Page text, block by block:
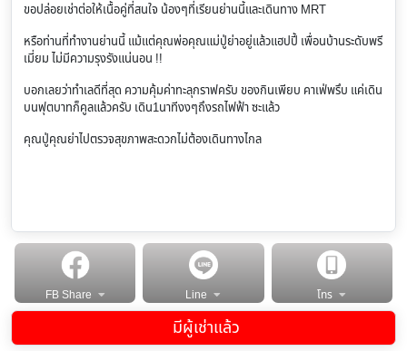
ขอปล่อยเช่าต่อให้เนื้อคู่ที่สนใจ น้องๆที่เรียนย่านนี้และเดินทาง MRT
หรือท่านที่ทำงานย่านนี้ แม้แต่คุณพ่อคุณแม่ปู่ย่าอยู่แล้วแฮปปี้ เพื่อนบ้านระดับพรี
เมี่ยม ไม่มีความรุงรังแน่นอน !!
บอกเลยว่าทำเลดีที่สุด ความคุ้มค่าทะลุกราฟครับ ของกินเพียบ คาเฟ่พรึบ แค่เดิน
บนฟุตบาทก็คูลแล้วครับ เดิน1นาทีงงๆถึงรถไฟฟ้า ซะแล้ว
คุณปู่คุณย่าไปตรวจสุขภาพสะดวกไม่ต้องเดินทางไกล
FB Share Line โทร
มีผู้เช่าแล้ว